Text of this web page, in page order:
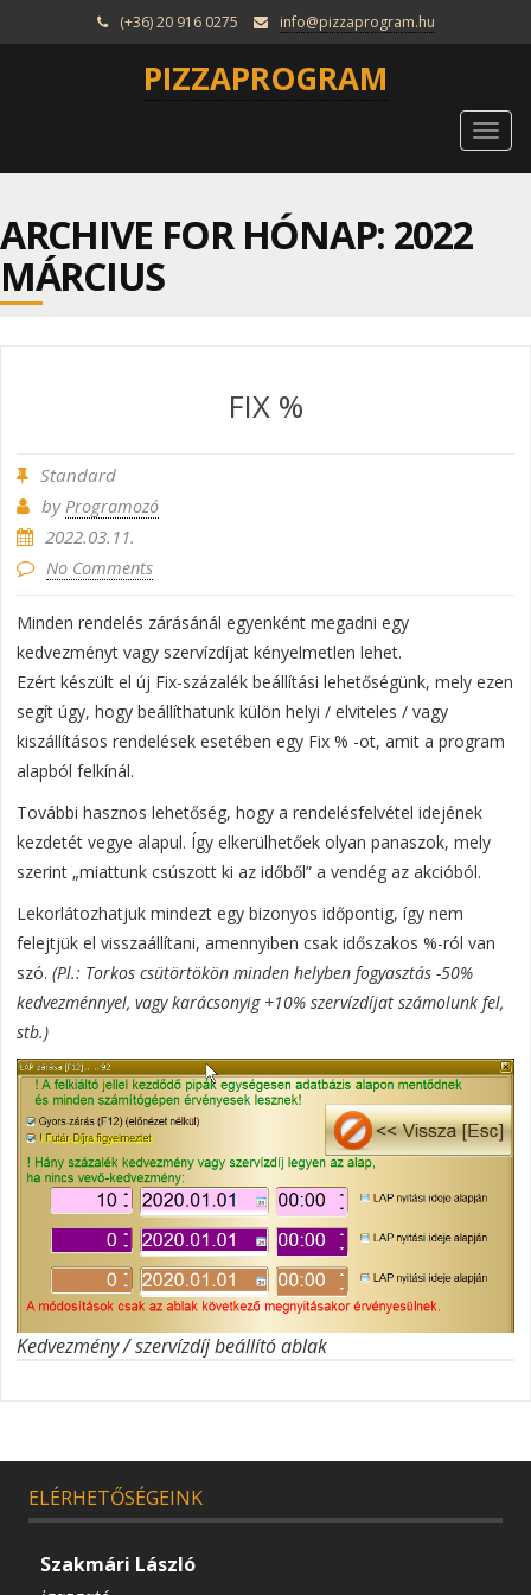
(+36) 20 916 0275 info@pizzaprogram.hu
PIZZAPROGRAM
ARCHIVE FOR HÓNAP: 2022
MÁRCIUS
FIX %
Standard
by Programozó
2022.03.11.
No Comments
Minden rendelés zárásánál egyenként megadni egy
kedvezményt vagy szervízdíjat kényelmetlen lehet.
Ezért készült el új Fix-százalék beállítási lehetőségünk, mely ezen
segít úgy, hogy beállíthatunk külön helyi / elviteles / vagy
kiszállításos rendelések esetében egy Fix % -ot, amit a program
alapból felkínál.
További hasznos lehetőség, hogy a rendelésfelvétel idejének
kezdetét vegye alapul. Így elkerülhetőek olyan panaszok, mely
szerint „miattunk csúszott ki az időből” a vendég az akcióból.
Lekorlátozhatjuk mindezt egy bizonyos időpontig, így nem
felejtjük el visszaállítani, amennyiben csak időszakos %-ról van
szó.(Pl.: Torkos csütörtökön minden helyben fogyasztás -50%
kedvezménnyel, vagy karácsonyig +10% szervízdíjat számolunk fel,
stb.)
Kedvezmény / szervízdíj beállító ablak
ELÉRHETŐSÉGEINK
Szakmári László